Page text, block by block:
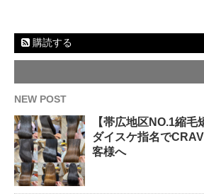
購読する
NEW POST
【帯広地区NO.1縮
ダイスケ指名で
客様へ